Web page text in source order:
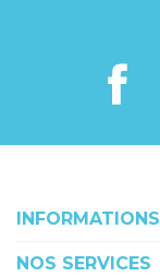
INFORMATIONS
NOS SERVICES